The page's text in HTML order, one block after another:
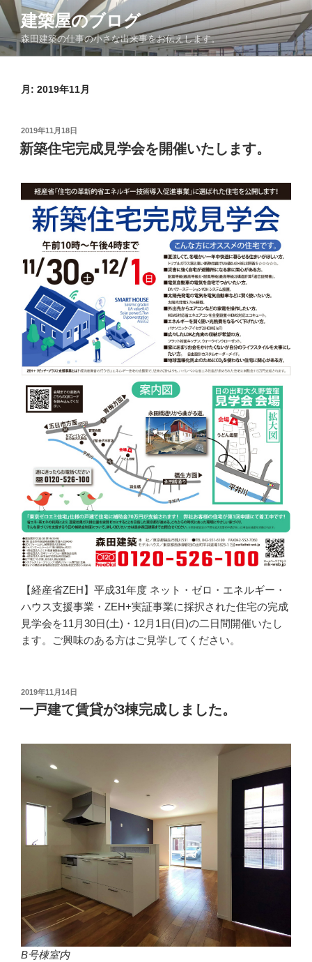
コ
ン
テ
ン
建築屋のブログ
森田建築の仕事の小さな出来事をお伝えします。
月: 2019年11月
投
稿
日:
2019年11月18日
新築住宅完成見学会を開催いたします。
【経産省ZEH】平成31年度 ネット・ゼロ・エネルギー・
ハウス支援事業・ZEH+実証事業に採択された住宅の完成
見学会を11月30日(土)・12月1日(日)の二日間開催いたし
ます。ご興味のある方はご見学してください。
投
2019年11月14日
一戸建て賃貸が3棟完成しました。
B号棟室内